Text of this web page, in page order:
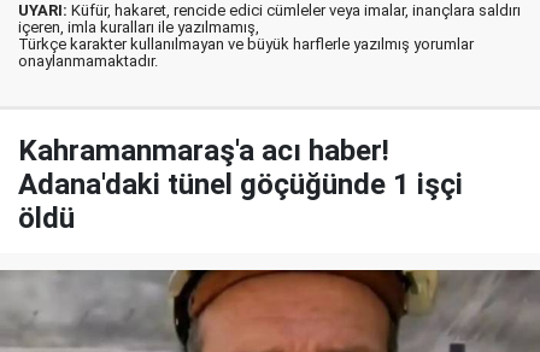
UYARI: Küfür, hakaret, rencide edici cümleler veya imalar, inançlara saldırı
içeren, imla kuralları ile yazılmamış,
Türkçe karakter kullanılmayan ve büyük harflerle yazılmış yorumlar
onaylanmamaktadır.
Kahramanmaraş'a acı haber!
Adana'daki tünel göçüğünde 1 işçi
öldü